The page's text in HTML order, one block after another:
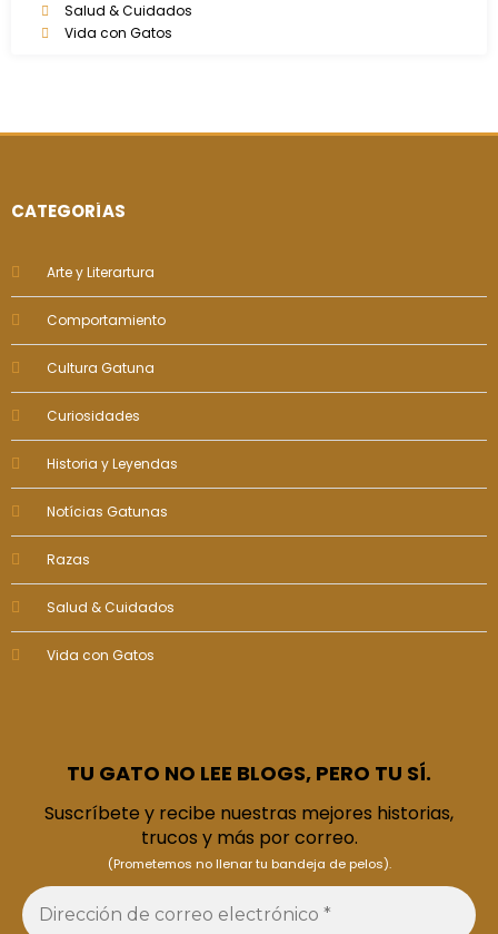
Salud & Cuidados
Vida con Gatos
CATEGORÍAS
Arte y Literartura
Comportamiento
Cultura Gatuna
Curiosidades
Historia y Leyendas
Notícias Gatunas
Razas
Salud & Cuidados
Vida con Gatos
TU GATO NO LEE BLOGS, PERO TU SÍ.
Suscríbete y recibe nuestras mejores historias,
trucos y más por correo.
(Prometemos no llenar tu bandeja de pelos).